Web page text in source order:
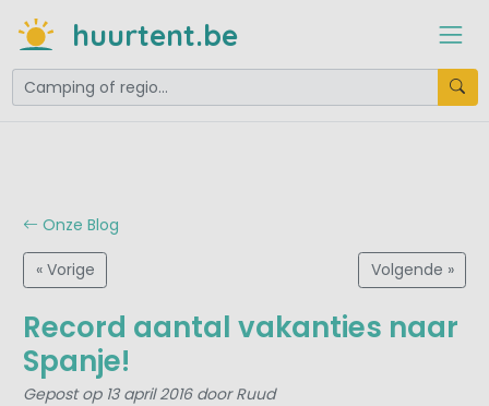
huurtent.be
Onze Blog
« Vorige Volgende »
Record aantal vakanties naar
Spanje!
Gepost op 13 april 2016 door Ruud